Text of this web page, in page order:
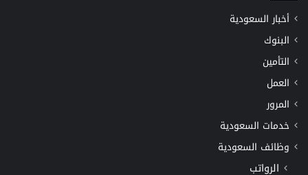
أخبار السعودية
البنوك
التأمين
العمل
المرور
خدمات السعودية
وظائف السعودية
الرواتب